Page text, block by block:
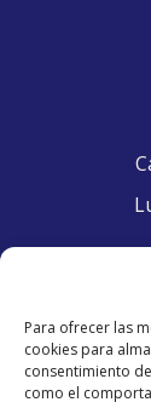
Para ofrecer las
cookies para
consentimiento
como el